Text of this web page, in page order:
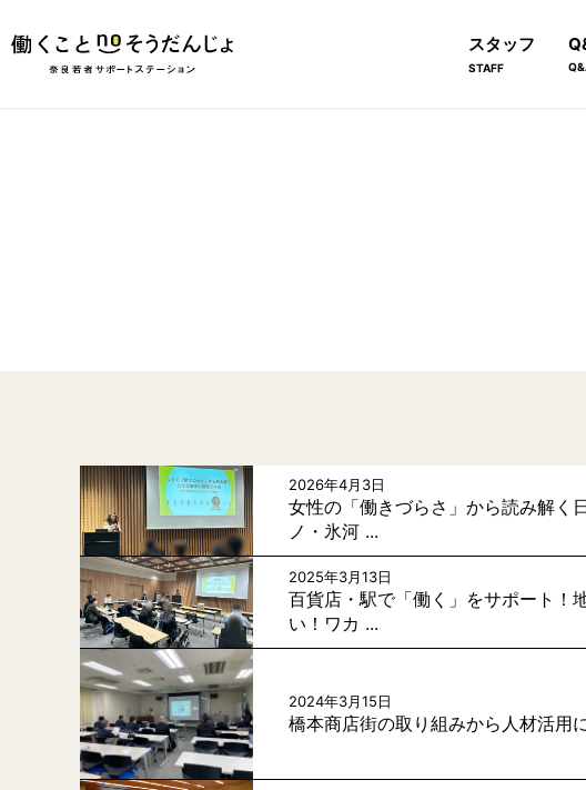
スタッフ
STAFF
2026年4月3日
女性の「働きづらさ」から読み解く
ノ・氷河 ...
2025年3月13日
百貨店・駅で「働く」をサポート！
い！ワカ ...
2024年3月15日
橋本商店街の取り組みから人材活用